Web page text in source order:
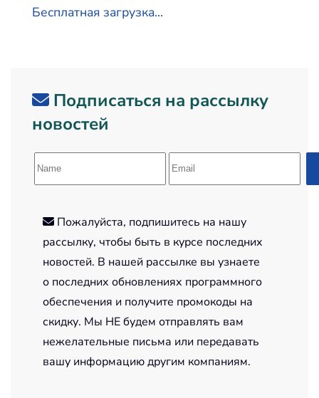
Бесплатная загрузка...
Подписаться на рассылку
новостей
Пожалуйста, подпишитесь на нашу
рассылку, чтобы быть в курсе последних
новостей. В нашей рассылке вы узнаете
о последних обновлениях программного
обеспечения и получите промокоды на
скидку. Мы НЕ будем отправлять вам
нежелательные письма или передавать
вашу информацию другим компаниям.